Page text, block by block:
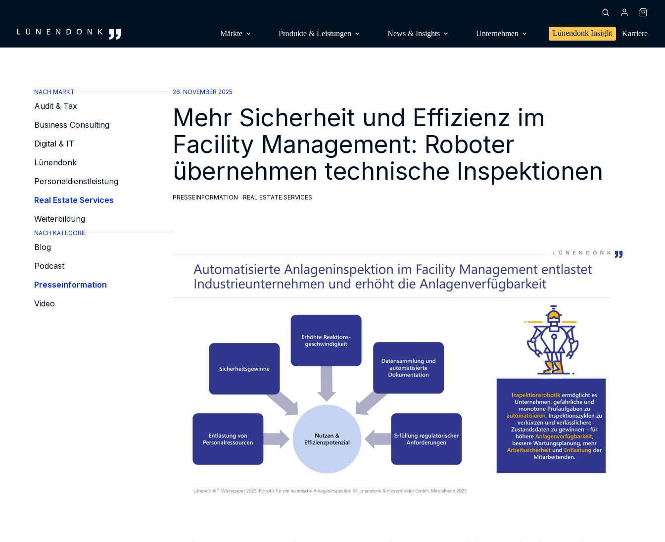
Märkte Produkte & Leistungen
Lünendonk-Listen
Research & Consulting
Lünendonk-Siegel
Podcast & Video
Ihren Markt im Blick
Marktstudien, Trendforschung
Auftragsstudien, Publikationen
Benchmarks,
Wettbewerbsanalyse
Wahrnehmung, Positionierung
Training, Seminar
News & Insights Unternehmen Lünendonk Insight Karriere
NACH MARKT
Audit & Tax
Business Consulting
Digital & IT
Lünendonk
Personaldienstleistung
Real Estate Services
Weiterbildung
NACH KATEGORIE
Blog
Podcast
Presseinformation
Video
26. NOVEMBER 2025
Mehr Sicherheit und Effizienz im
Facility Management: Roboter
übernehmen technische Inspektionen
PRESSEINFORMATION REAL ESTATE SERVICES